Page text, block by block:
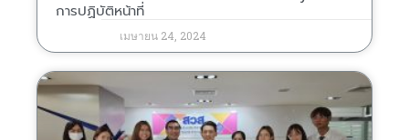
การปฏิบัติหน้าที่
เมษายน 24, 2024